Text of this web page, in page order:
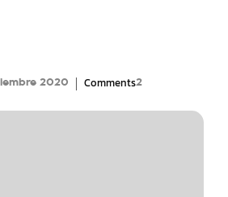
2020 | Comments2